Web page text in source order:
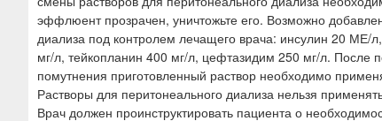
эффлюент прозрачен, уничтожьте его. Возможно
диализа под контролем лечащего врача: инсулин 20
мг/л, тейкопланин 400 мг/л, цефтазидим 250 мг/л. После
помутнения приготовленный раствор необходимо
Растворы для перитонеального диализа нельзя
Врач должен проинструктировать пациента о